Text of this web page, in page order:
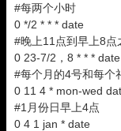
#每两个小时
0 */2 * * * date
#晚上11点到早上8点
0 23-7/2，8 * * * date
#每个月的4号和每个
0 11 4 * mon-wed
#1月份日早上4点
0 4 1 jan * date